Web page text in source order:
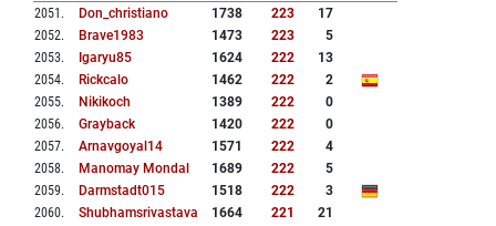
2051 . Don_christiano 1738 223
17
2052. Brave1983 1473 223
5
2053. Igaryu85 1624 222
13
2054. Rickcalo 1462 222
2
2055. Nikikoch 1389 222
0
2056. Grayback 1420 222
0
2057. Arnavgoyal14 1571 222
4
2058. Manomay Mondal 1689 222
5
2059. Darmstadt015 1518 222
3
2060. Shubhamsrivastava 1664 221
21